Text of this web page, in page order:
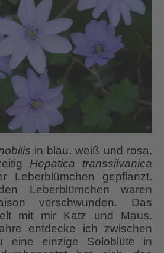
in blau, weiß und rosa,
Hepatica transsilvanica
Leberblümchen gepflanzt.
Leberblümchen waren
verschwunden. Das
mit mir Katz und Maus.
entdecke ich zwischen
eine einzige Soloblüte in